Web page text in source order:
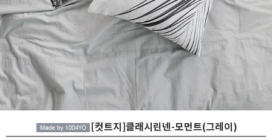
[컷트지]클래시린넨-모먼트(그레이)